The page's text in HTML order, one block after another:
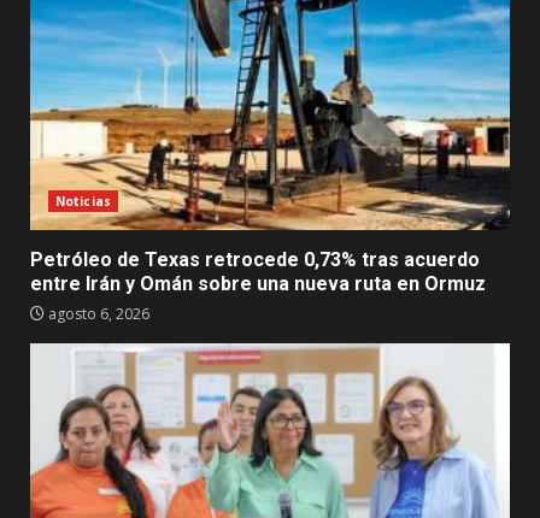
Noticias
Petróleo de Texas retrocede 0,73% tras acuerdo
entre Irán y Omán sobre una nueva ruta en Ormuz
agosto 6, 2026